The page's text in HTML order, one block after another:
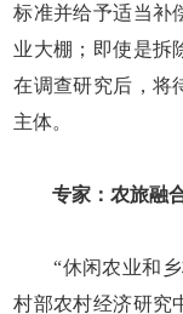
标准并给予适当补
业大棚；即使是拆
在调查研究后，将
主体。
专家：农旅融
“休闲农业和乡
村部农村经济研究